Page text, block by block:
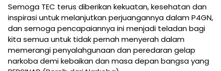
Semoga TEC terus diberikan kekuatan, kesehatan dan
inspirasi untuk melanjutkan perjuangannya dalam P4GN,
dan semoga pencapaiannya ini menjadi teladan bagi
kita semua untuk tidak pernah menyerah dalam
memerangi penyalahgunaan dan peredaran gelap
narkoba demi kebaikan dan masa depan bangsa yang